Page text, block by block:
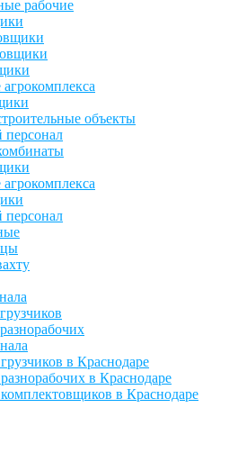
рабочие
объекты
персонал
в Краснодаре
в Краснодаре
в Краснодаре